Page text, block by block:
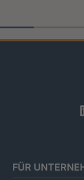
FÜR